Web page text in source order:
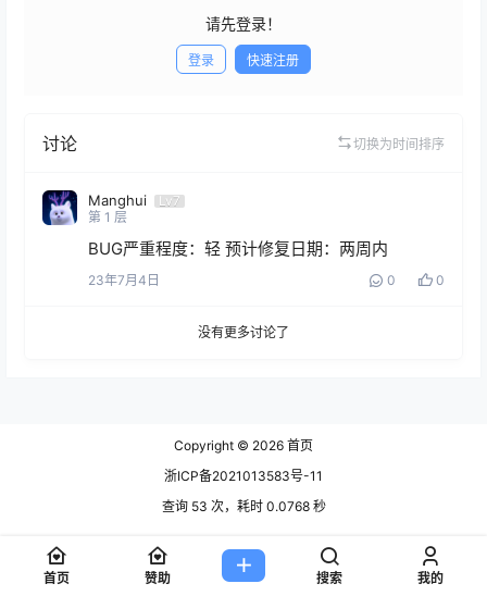
请先登录！
登录 快速注册
讨论 切换为时间排序
Manghui
Lv7
第 1 层
BUG严重程度：轻 预计修复日期：两周内
23年7月4日 0 0
没有更多讨论了
Copyright © 2026 首页
浙ICP备2021013583号-11
查询 53 次，耗时 0.0768 秒
首页 赞助 搜索 我的